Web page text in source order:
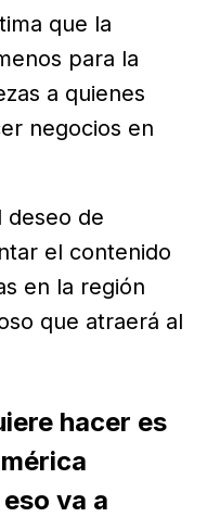
que la
para la
a quienes
negocios en
deseo de
el contenido
en la región
que atraerá al
hacer es
va a